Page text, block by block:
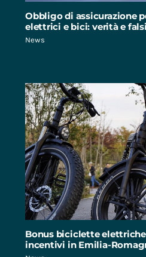
Obbligo di assicurazione
elettrici e bici: verità e
News
Bonus biciclette
incentivi in Emilia-